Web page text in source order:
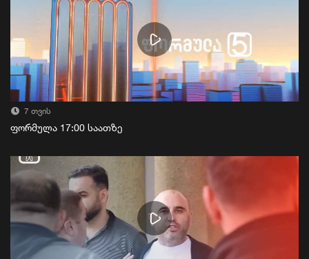
7 თვის
ფორმულა 17:00 საათზე